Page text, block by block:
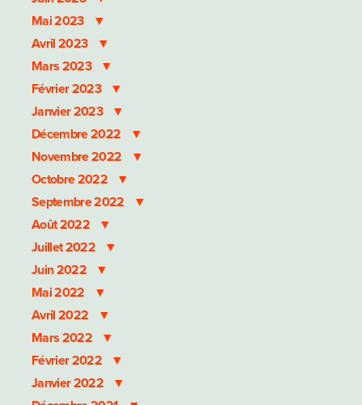
Mai 2023
Avril 2023
Mars 2023
Février 2023
Janvier 2023
Décembre 2022
Novembre 2022
Octobre 2022
Septembre 2022
Août 2022
Juillet 2022
Juin 2022
Mai 2022
Avril 2022
Mars 2022
Février 2022
Janvier 2022